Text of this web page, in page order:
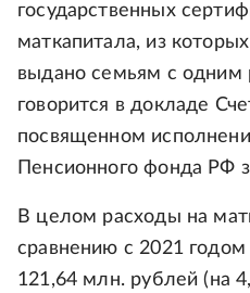
государственных
маткапитала, из
выдано семьям с
говорится в докладе
посвященном
Пенсионного фонда РФ
В целом расходы на
сравнению с 2021
121,64 млн. рублей (на